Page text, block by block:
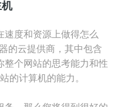
速度和资源上做得怎么
的云提供商，其中包含
个网站的思考能力和性
的计算机的能力。